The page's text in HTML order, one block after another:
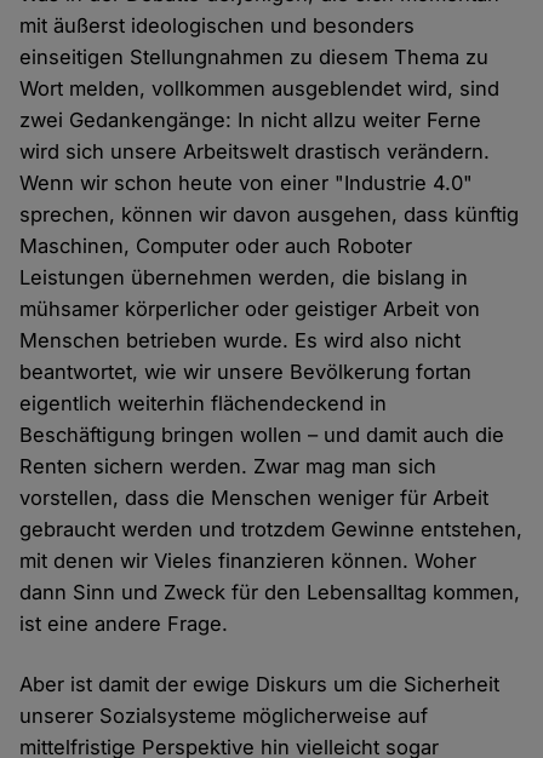
mit äußerst ideologischen und besonders
einseitigen Stellungnahmen zu diesem Thema zu
Wort melden, vollkommen ausgeblendet wird, sind
zwei Gedankengänge: In nicht allzu weiter Ferne
wird sich unsere Arbeitswelt drastisch verändern.
Wenn wir schon heute von einer "Industrie 4.0"
sprechen, können wir davon ausgehen, dass künftig
Maschinen, Computer oder auch Roboter
Leistungen übernehmen werden, die bislang in
mühsamer körperlicher oder geistiger Arbeit von
Menschen betrieben wurde. Es wird also nicht
beantwortet, wie wir unsere Bevölkerung fortan
eigentlich weiterhin flächendeckend in
Beschäftigung bringen wollen – und damit auch die
Renten sichern werden. Zwar mag man sich
vorstellen, dass die Menschen weniger für Arbeit
gebraucht werden und trotzdem Gewinne entstehen,
mit denen wir Vieles finanzieren können. Woher
dann Sinn und Zweck für den Lebensalltag kommen,
ist eine andere Frage.
Aber ist damit der ewige Diskurs um die Sicherheit
unserer Sozialsysteme möglicherweise auf
mittelfristige Perspektive hin vielleicht sogar